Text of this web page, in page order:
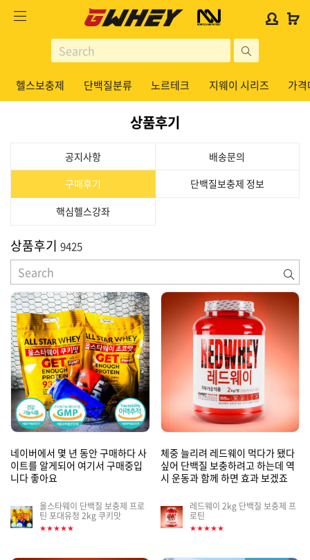
헬스보충제
단백질분류
닭가슴살
헬스용품
커뮤니티
사
이
트
로
고
사
로
로
젯
문
로
젯
문
헬스보충제 단백질분류 노르테크 지웨이 시리즈 가
상품후기
공지사항
배송문의
구매후기
단백질보충제 정보
핵심헬스강좌
상품후기 9425
색
네이버에서 몇 년 동안 구매하다 사
이트를 알게되어 여기서 구매중입
니다 좋아요
게
시
올스타웨이 단백질 보충제 프로
틴 포대유청 2kg 쿠키맛
★★★★★
체중 늘리려 레드웨이 먹다가 됐다
싶어 단백질 보충하려고 하는데 역
시 운동과 함께 하면 효과 보겠죠
게
시
레드웨이 2kg 단백질 보충제 프
로틴
★★★★★